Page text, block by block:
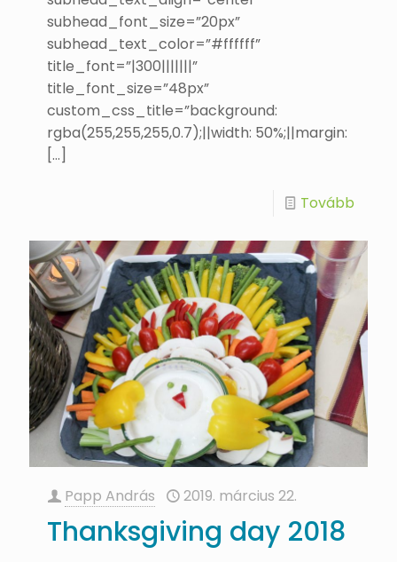
subhead_font_size=”20px”
subhead_text_color=”#ffffff”
title_font=”|300|||||||”
title_font_size=”48px”
custom_css_title=”background:
rgba(255,255,255,0.7);||width: 50%;||margin:
[…]
Tovább
Papp András 2019. március 22.
Thanksgiving day 2018